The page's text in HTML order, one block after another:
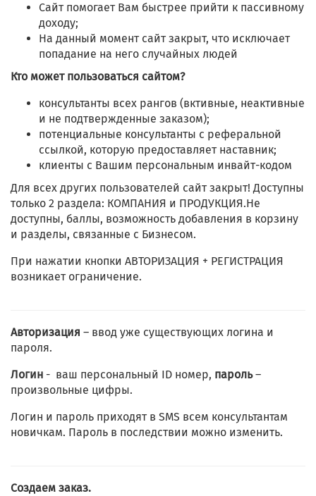
Сайт помогает Вам быстрее прийти к пассивному
доходу;
На данный момент сайт закрыт, что исключает
попадание на него случайных людей
Кто может пользоваться сайтом?
консультанты всех рангов (вктивные, неактивные
и не подтвержденные заказом);
потенциальные консультанты с реферальной
ссылкой, которую предоставляет наставник;
клиенты с Вашим персональным инвайт-кодом
Для всех других пользователей сайт закрыт! Доступны
только 2 раздела: КОМПАНИЯ и ПРОДУКЦИЯ.Не
доступны, баллы, возможность добавления в корзину
и разделы, связанные с Бизнесом.
При нажатии кнопки АВТОРИЗАЦИЯ + РЕГИСТРАЦИЯ
возникает ограничение.
Авторизация – ввод уже существующих логина и
пароля.
Логин - ваш персональный ID номер, пароль–
произвольные цифры.
Логин и пароль приходят в SMS всем консультантам
новичкам. Пароль в последствии можно изменить.
Создаем заказ.